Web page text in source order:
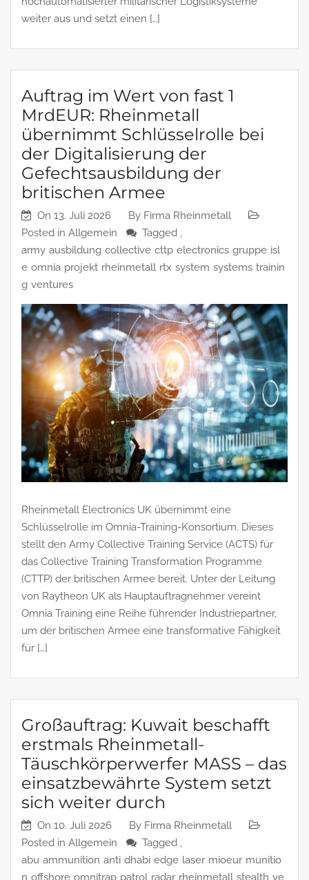
weiter aus und setzt einen […]
Auftrag im Wert von fast 1
MrdEUR: Rheinmetall
übernimmt Schlüsselrolle bei
der Digitalisierung der
Gefechtsausbildung der
britischen Armee
On 13. Juli 2026 By Firma Rheinmetall
Posted in Allgemein
Tagged ,
army ausbildung collective cttp electronics gruppe isl
e omnia projekt rheinmetall rtx system systems trainin
g ventures
Rheinmetall Electronics UK übernimmt eine
Schlüsselrolle im Omnia-Training-Konsortium. Dieses
stellt den Army Collective Training Service (ACTS) für
das Collective Training Transformation Programme
(CTTP) der britischen Armee bereit. Unter der Leitung
von Raytheon UK als Hauptauftragnehmer vereint
Omnia Training eine Reihe führender Industriepartner,
um der britischen Armee eine transformative Fähigkeit
für […]
Großauftrag: Kuwait beschafft
erstmals Rheinmetall-
Täuschkörperwerfer MASS – das
einsatzbewährte System setzt
sich weiter durch
On 10. Juli 2026 By Firma Rheinmetall
Posted in Allgemein
Tagged ,
abu ammunition anti dhabi edge laser mioeur munitio
n offshore omnitrap patrol radar rheinmetall stealth ve